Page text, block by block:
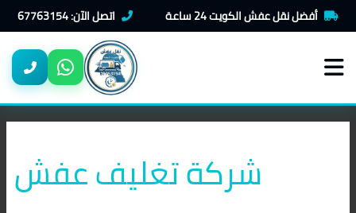
أفضل نقل عفش الكويت 24 ساعة اتصل الآن: 67763154
تخطي
إلى
شركة تغليف عفش